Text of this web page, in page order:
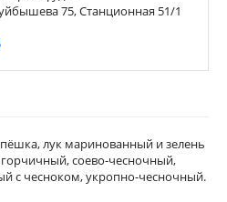
75, Станционная 51/1
лук маринованный и зелень
соево-чесночный,
с чесноком, укропно-чесночный.